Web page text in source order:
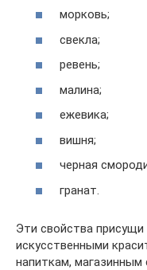
морковь;
свекла;
ревень;
малина;
ежевика;
вишня;
черная
гранат.
Эти свойства
искусственными
напиткам, магазинным